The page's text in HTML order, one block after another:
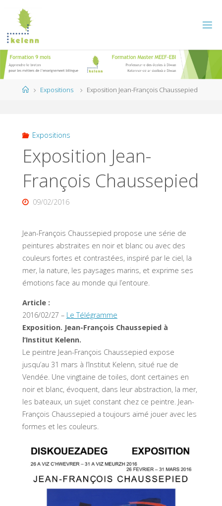
content
HomeExpositions Exposition Jean-François Chaussepied
Expositions
Exposition Jean-
François Chaussepied
09/02/2016
Jean-François Chaussepied propose une série de
peintures abstraites en noir et blanc ou avec des
couleurs fortes et contrastées, inspiré par le ciel, la
mer, la nature, les paysages marins, et exprime ses
émotions face au monde qui l’entoure.
Article :
2016/02/27 – Le Télégramme
Exposition. Jean-François Chaussepied à
l’Institut Kelenn.
Le peintre Jean-François Chaussepied expose
jusqu’au 31 mars à l’Institut Kelenn, situé rue de
Vendée. Une vingtaine de toiles, dont certaines en
noir et blanc, évoquent, dans leur abstraction, la mer,
les bateaux, un sujet constant chez ce peintre. Jean-
François Chaussepied a toujours aimé jouer avec les
formes et les couleurs.